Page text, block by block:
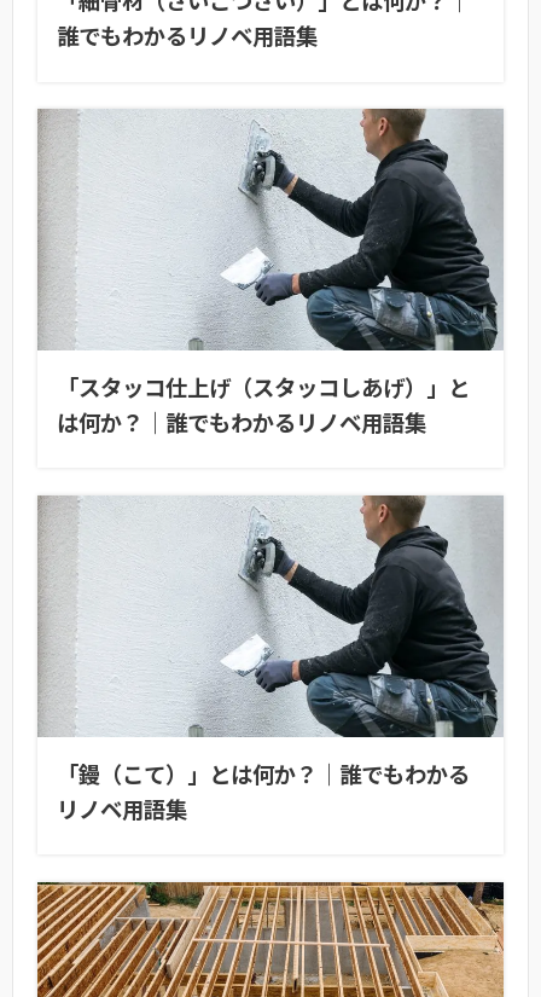
誰でもわかるリノベ用語集
「スタッコ仕上げ（スタッコしあげ）」と
は何か？｜誰でもわかるリノベ用語集
「鏝（こて）」とは何か？｜誰でもわかる
リノベ用語集